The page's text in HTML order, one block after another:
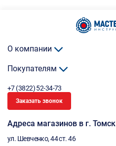
О компании
Покупателям
+7 (3822) 52-34-73
Заказать звонок
Адреса магазинов в г. Томск
ул. Шевченко, 44 ст. 46